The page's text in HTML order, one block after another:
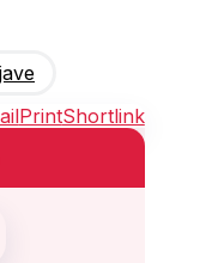
PrintShortlink